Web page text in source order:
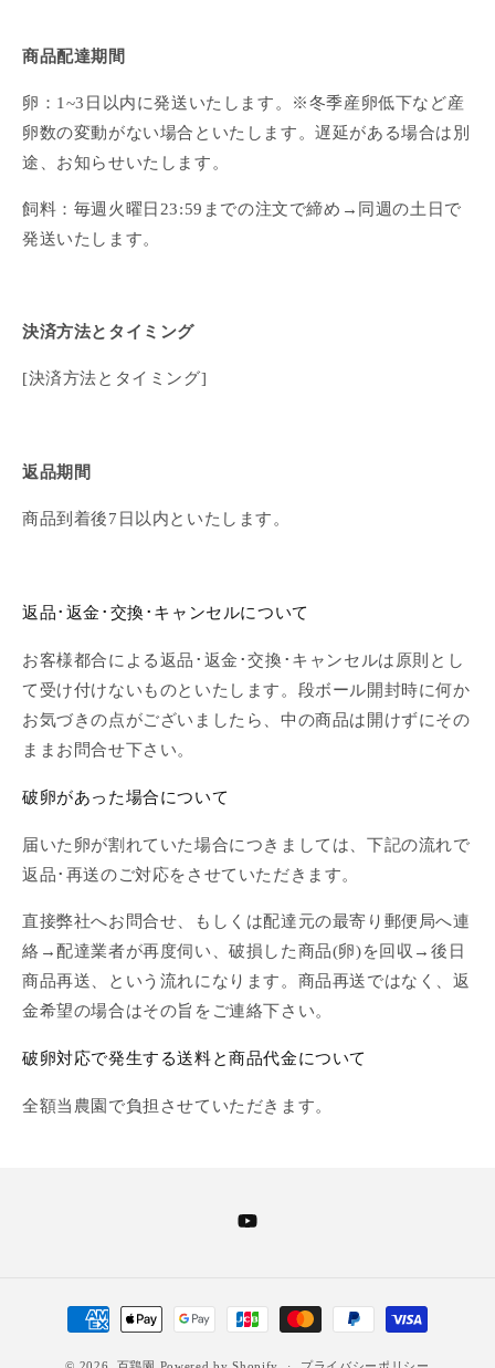
商品配達期間
卵：1~3日以内に発送いたします。※冬季産卵低下など産
卵数の変動がない場合といたします。遅延がある場合は別
途、お知らせいたします。
飼料：毎週火曜日23:59までの注文で締め→同週の土日で
発送いたします。
決済方法とタイミング
[決済方法とタイミング]
返品期間
商品到着後7日以内といたします。
返品･返金･交換･キャンセルについて
お客様都合による返品･返金･交換･キャンセルは原則とし
て受け付けないものといたします。段ボール開封時に何か
お気づきの点がございましたら、中の商品は開けずにその
ままお問合せ下さい。
破卵があった場合について
届いた卵が割れていた場合につきましては、下記の流れで
返品･再送のご対応をさせていただきます。
直接弊社へお問合せ、もしくは配達元の最寄り郵便局へ連
絡→配達業者が再度伺い、破損した商品(卵)を回収→後日
商品再送、という流れになります。商品再送ではなく、返
金希望の場合はその旨をご連絡下さい。
破卵対応で発生する送料と商品代金について
全額当農園で負担させていただきます。
YouTube
決
済
© 2026, 百鶏園 Powered by Shopify